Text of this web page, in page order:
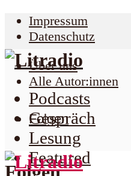
Impressum
Datenschutz
Über uns
Alle Autor:innen
Folgen
Folgen
Podcasts
Gespräch
Lesung
Featured